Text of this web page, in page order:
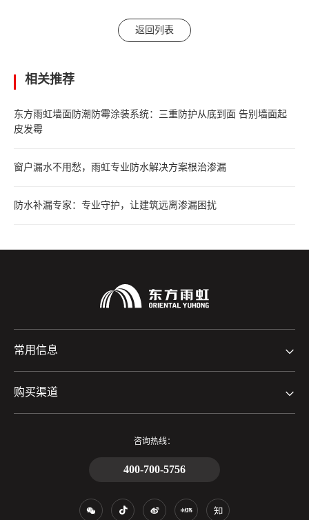
返回列表
相关推荐
东方雨虹墙面防潮防霉涂装系统：三重防护从底到面 告别墙面起
皮发霉
窗户漏水不用愁，雨虹专业防水解决方案根治渗漏
防水补漏专家：专业守护，让建筑远离渗漏困扰
常用信息
购买渠道
咨询热线：
400-700-5756